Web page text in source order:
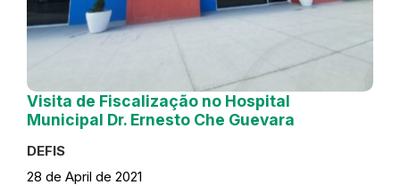
Visita de Fiscalização no Hospital
Municipal Dr. Ernesto Che Guevara
DEFIS
28 de April de 2021